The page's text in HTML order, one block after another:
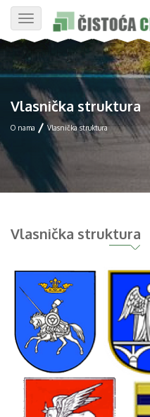
Toggle
navigation
Vlasnička struktura
O nama Vlasnička struktura
Vlasnička struktura